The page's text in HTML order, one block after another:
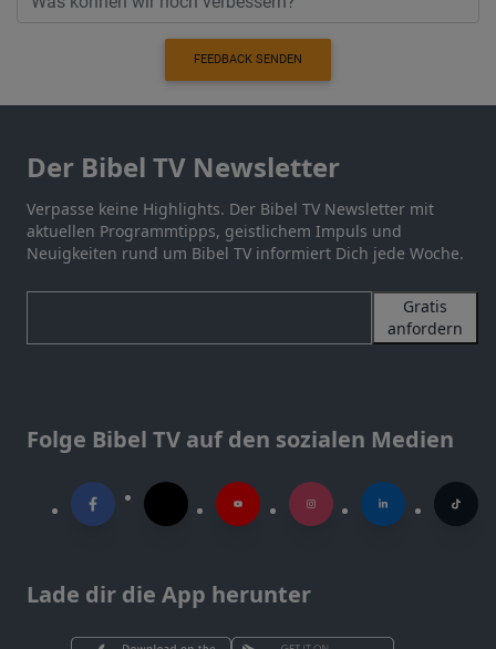
FEEDBACK SENDEN
Der Bibel TV Newsletter
Verpasse keine Highlights. Der Bibel TV Newsletter mit
aktuellen Programmtipps, geistlichem Impuls und
Neuigkeiten rund um Bibel TV informiert Dich jede Woche.
Gratis
anfordern
Folge Bibel TV auf den sozialen Medien
Lade dir die App herunter